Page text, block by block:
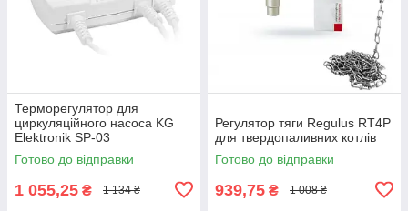
Терморегулятор для
циркуляційного насоса KG
Elektronik SP-03
Готово до відправки
1 055,25 ₴ 1 134 ₴
Регулятор тяги Regulus RT4P
для твердопаливних котлів
Готово до відправки
939,75 ₴ 1 008 ₴